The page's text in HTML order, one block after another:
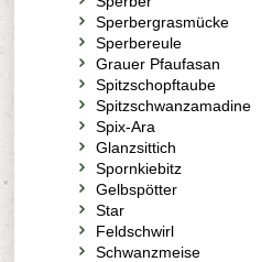
Sperbergrasmücke
Sperbereule
Grauer Pfaufasan
Spitzschopftaube
Spitzschwanzamadine
Spix-Ara
Glanzsittich
Spornkiebitz
Gelbspötter
Star
Feldschwirl
Schwanzmeise